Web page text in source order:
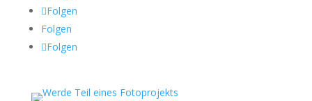
Folgen
Folgen
Folgen